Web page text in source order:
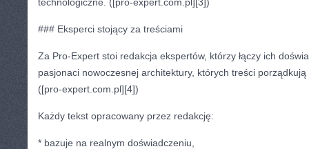
### Eksperci stojący za treściami
Za Pro-Expert stoi redakcja ekspertów, którzy łączy ich
pasjonaci nowoczesnej architektury, których treści
([pro-expert.com.pl][4])
Każdy tekst opracowany przez redakcję:
* bazuje na realnym doświadczeniu,